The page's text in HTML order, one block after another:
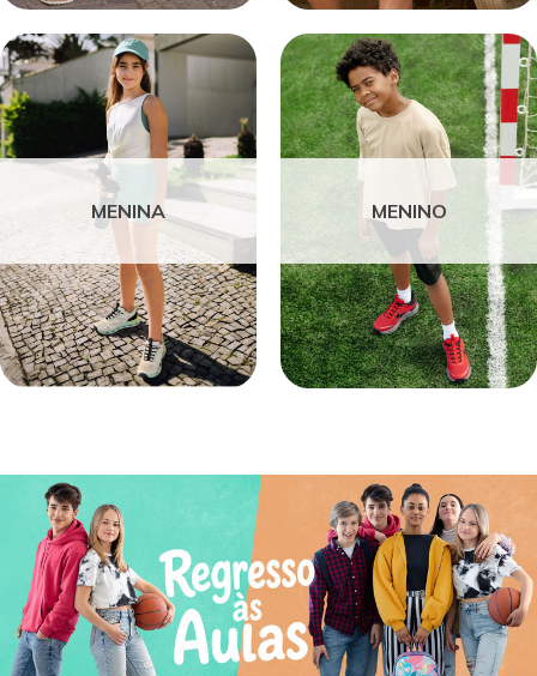
MENINA MENINO